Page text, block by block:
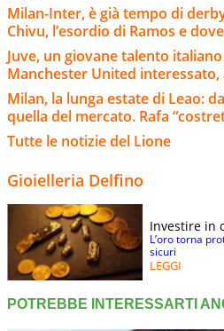
Milan-Inter, è già tempo di
Chivu, l’esordio di Ramos e
Juve, un giovane talento
Manchester United
Milan, la lunga estate di Leao:
quella del mercato. Rafa
Tutte le notizie del Lione
Gioielleria Delfino
Investire in
L’oro torna
sicuri
LEGGI